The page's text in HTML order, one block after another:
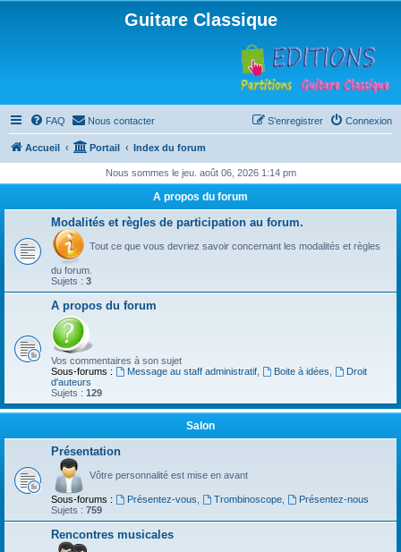
Guitare Classique
FAQ Nous contacter Connexion
S’enregistrer
Accueil Portail Index du forum
Nous sommes le jeu. août 06, 2026 1:14 pm
A propos du forum
Modalités et règles de participation au forum.
Tout ce que vous devriez savoir concernant les modalités et règles
du forum.
Sujets : 3
A propos du forum
Vos commentaires à son sujet
Sous-forums :
Message au staff administratif, Boite à idées
Droit
d'auteurs
Sujets : 129
Salon
Présentation
Vôtre personnalité est mise en avant
Sous-forums : Présentez-vous Trombinoscope,
Présentez-nous
Sujets : 759
Rencontres musicales